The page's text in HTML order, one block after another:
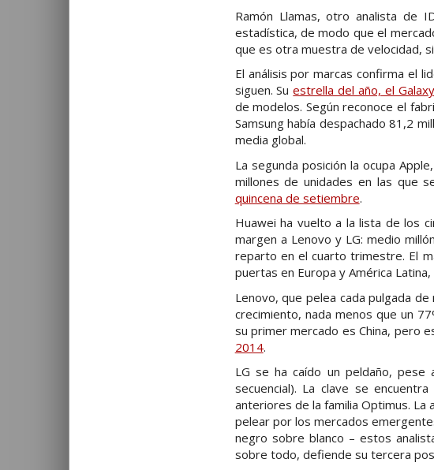
Ramón Llamas, otro analista de
estadística, de modo que el
que es otra muestra de velocidad,
El análisis por marcas confirma el
siguen. Suestrella del año, el
de modelos. Según reconoce el
Samsung había despachado 81,2
media global.
La segunda posición la ocupa
millones de unidades en las que
quincena de setiembre.
Huawei ha vuelto a la lista de los
margen a Lenovo y LG: medio
reparto en el cuarto trimestre. El
puertas en Europa y América
Lenovo, que pelea cada pulgada
crecimiento, nada menos que un
su primer mercado es China, pero
2014.
LG se ha caído un peldaño,
secuencial). La clave se
anteriores de la familia Optimus.
pelear por los mercados
negro sobre blanco – estos
sobre todo, defiende su tercera